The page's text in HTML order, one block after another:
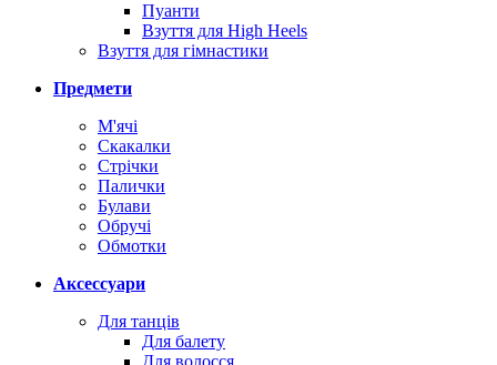
Пуанти
Взуття для High Heels
Взуття для гімнастики
Предмети
М'ячі
Скакалки
Стрічки
Палички
Булави
Обручі
Обмотки
Аксессуари
Для танців
Для балету
Для волосся